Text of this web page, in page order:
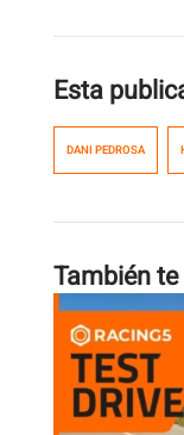
Esta
DANI PEDROSA
También